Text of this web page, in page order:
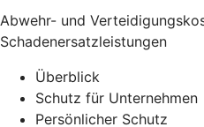
Abwehr- und
Schadenersatzleistungen
Überblick
Schutz für Unternehmen
Persönlicher Schutz